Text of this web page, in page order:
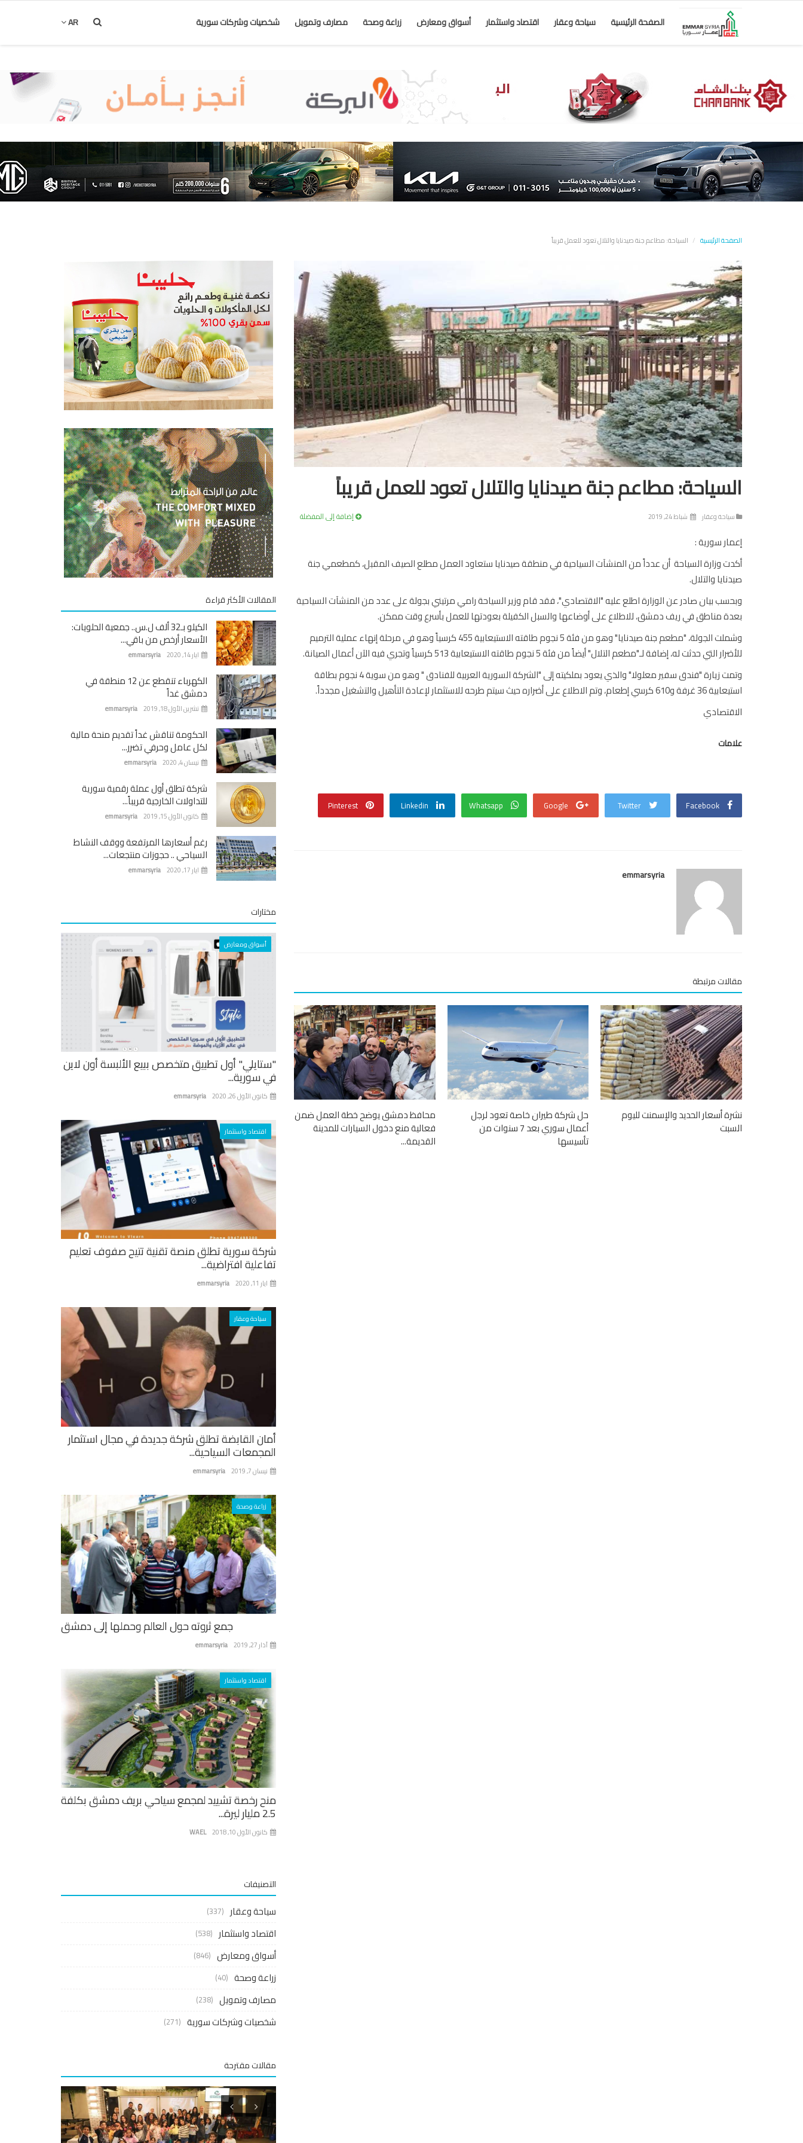
الصفحة الرئيسية سياحة وعقار اقتصاد واستثمار أسواق ومعارض زراعة وصحة مصارف وتمويل شخصيات وشركات سورية AR
الصفحة الرئيسية السياحة: مطاعم جنة صيدنايا والتلال تعود للعمل قريباً
السياحة: مطاعم جنة صيدنايا والتلال تعود للعمل قريباً
سياحة وعقار شباط 24, 2019 إضافة إلى المفضلة
إعمار سورية :
أكدت وزارة السياحة أن عدداً من المنشآت السياحية في منطقة صيدنايا ستعاود العمل مطلع الصيف المقبل، كمطعمي جنة
صيدنايا والتلال.
وبحسب بيان صادر عن الوزارة اطلع عليه "الاقتصادي"، فقد قام وزير السياحة رامي مرتيني بجولة على عدد من المنشآت السياحية
بعدة مناطق في ريف دمشق، للاطلاع على أوضاعها والسبل الكفيلة بعودتها للعمل بأسرع وقت ممكن.
وشملت الجولة، "مطعم جنة صيدنايا" وهو من فئة 5 نجوم طاقته الاستيعابية 455 كرسياً وهو في مرحلة إنهاء عملية الترميم
للأضرار التي حدثت له، إضافة لـ"مطعم التلال" أيضاً من فئة 5 نجوم طاقته الاستيعابية 513 كرسياً وتجري فيه الآن أعمال الصيانة.
وتمت زيارة "فندق سفير معلولا" والذي يعود بملكيته إلى "الشركة السورية العربية للفنادق " وهو من سوية 4 نجوم بطاقة
استيعابية 36 غرفة و610 كرسي إطعام، وتم الاطلاع على أضراره حيث سيتم طرحه للاستثمار لإعادة التأهيل والتشغيل مجدداً.
الاقتصادي
علامات
Facebook
Twitter
Google
Whatsapp
Linkedin
Pinterest
emmarsyria
مقالات مرتبطة
نشرة أسعار الحديد والإسمنت لليوم
السبت
حل شركة طيران خاصة تعود لرجل
أعمال سوري بعد 7 سنوات من
تأسيسها
محافظ دمشق يوضح خطة العمل ضمن
فعالية منع دخول السيارات للمدينة
القديمة...
المقالات الأكثر قراءة
الكيلو بـ32 ألف ل.س.. جمعية الحلويات:
الأسعار أرخص من باقي...
emmarsyria ايار 14, 2020
الكهرباء تنقطع عن 12 منطقة في
دمشق غداً
emmarsyria تشرين الأول 18, 2019
الحكومة تناقش غداً تقديم منحة مالية
لكل عامل وحرفي تضرر...
emmarsyria نيسان 4, 2020
شركة تطلق أول عملة رقمية سورية
للتداولات الخارجية قريباً...
emmarsyria كانون الأول 15, 2019
رغم أسعارها المرتفعة ووقف النشاط
السياحي .. حجوزات منتجعات...
emmarsyria ايار 17, 2020
مختارات
أسواق ومعارض
"ستايلي" أول تطبيق متخصص ببيع الألبسة أون لاين
في سورية...
emmarsyria كانون الأول 26, 2020
اقتصاد واستثمار
شركة سورية تطلق منصة تقنية تتيح صفوف تعليم
تفاعلية افتراضية...
emmarsyria ايار 11, 2020
سياحة وعقار
أمان القابضة تطلق شركة جديدة في مجال استثمار
المجمعات السياحية...
emmarsyria نيسان 7, 2019
زراعة وصحة
جمع ثروته حول العالم وحملها إلى دمشق
emmarsyria آذار 27, 2019
اقتصاد واستثمار
منح رخصة تشييد لمجمع سياحي بريف دمشق بكلفة
2.5 مليار ليرة...
WAEL كانون الأول 10, 2018
التصنيفات
سياحة وعقار (337)
اقتصاد واستثمار (538)
أسواق ومعارض (846)
زراعة وصحة (40)
مصارف وتمويل (238)
شخصيات وشركات سورية (271)
مقالات مقترحة